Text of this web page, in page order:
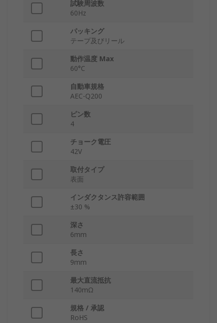
試験周波数
60Hz
パッキング
テープ及びリール
動作温度 Max
60°C
自動車規格
AEC-Q200
ピン数
4
チョーク電圧
42V
取付タイプ
表面
インダクタンス許容範囲
±30 %
深さ
6mm
長さ
9mm
最大直流抵抗
140mΩ
規格 / 承認
RoHS